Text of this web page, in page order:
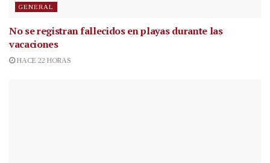
GENERAL
No se registran fallecidos en playas durante las
vacaciones
HACE 22 HORAS